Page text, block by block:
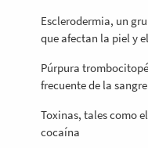
Esclerodermia, un
que afectan la piel y
Púrpura
frecuente de la sangre
Toxinas, tales como
cocaína